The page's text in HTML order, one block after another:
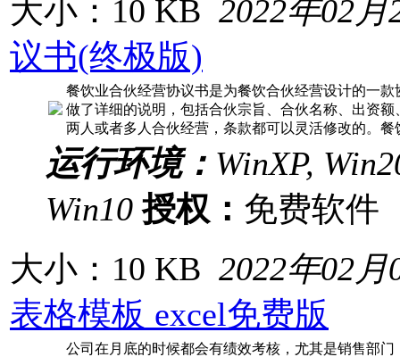
大小：10 KB 2022年02月
议书(终极版)
餐饮业合伙经营协议书是为餐饮合伙经营设计的一
做了详细的说明，包括合伙宗旨、合伙名称、出资
两人或者多人合伙经营，条款都可以灵活修改的。餐
运行环境： WinXP,
Win10 授权： 免费软
大小：10 KB 2022年02月
表格模板 excel免费版
公司在月底的时候都会有绩效考核，尤其是销售部